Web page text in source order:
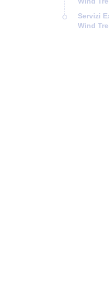
Servizi
Wind